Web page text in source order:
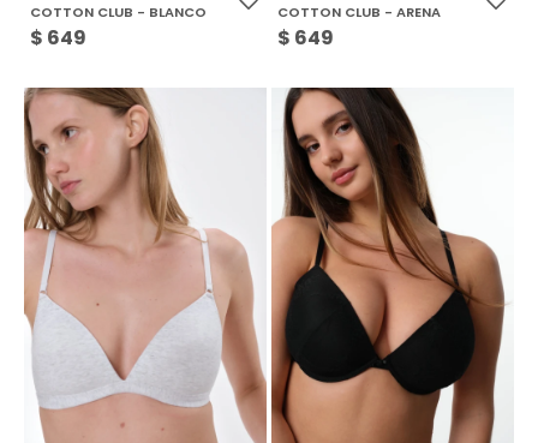
COTTON CLUB - BLANCO
$ 649
COTTON CLUB - ARENA
$ 649